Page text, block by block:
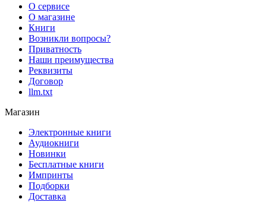
О сервисе
О магазине
Книги
Возникли вопросы?
Приватность
Наши преимущества
Реквизиты
Договор
llm.txt
Магазин
Электронные книги
Аудиокниги
Новинки
Бесплатные книги
Импринты
Подборки
Доставка